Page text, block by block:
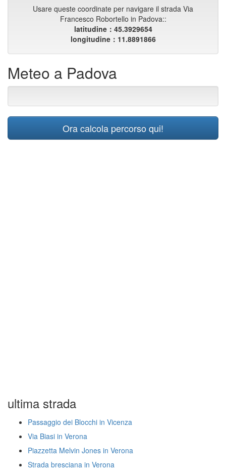
Usare queste coordinate per navigare il strada Via
Francesco Robortello in Padova::
latitudine：45.3929654
longitudine：11.8891866
Meteo a Padova
Ora calcola percorso qui!
ultima strada
Passaggio dei Blocchi in Vicenza
Via Biasi in Verona
Piazzetta Melvin Jones in Verona
Strada bresciana in Verona